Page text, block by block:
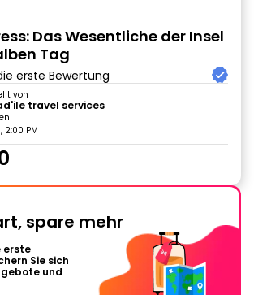
Das Wesentliche der Insel
Tag
erste Bewertung
von
travel services
2:00 PM
spare mehr
erste
Sie sich
und